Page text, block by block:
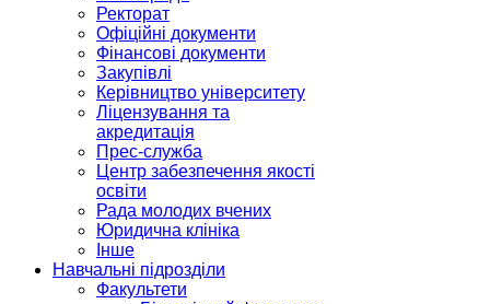
Ректорат
Офіційні документи
Фінансові документи
Закупівлі
Керівництво університету
Ліцензування та
акредитація
Прес-служба
Центр забезпечення якості
освіти
Рада молодих вчених
Юридична клініка
Інше
Навчальні підрозділи
Факультети